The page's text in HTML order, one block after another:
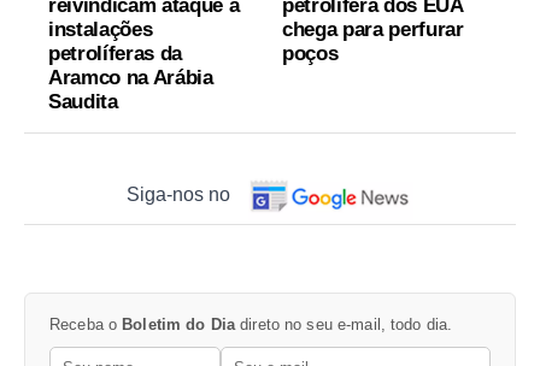
reivindicam ataque a
instalações
petrolíferas da
Aramco na Arábia
Saudita
petrolífera dos EUA
chega para perfurar
poços
Siga-nos no
Receba o Boletim do Dia direto no seu e-mail, todo dia.